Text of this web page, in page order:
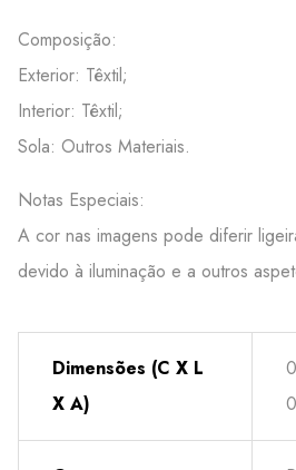
Composição:
Exterior: Têxtil;
Interior: Têxtil;
Sola: Outros Materiais.
Notas Especiais:
A cor nas imagens pode diferir
devido à iluminação e a outros
Dimensões (C X L
X A)